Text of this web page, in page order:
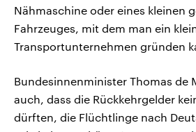
Nähmaschine oder eines kleinen
Fahrzeuges, mit dem man ein
Transportunternehmen gründen
Bundesinnenminister Thomas de
auch, dass die Rückkehrgelder
dürften, die Flüchtlinge nach